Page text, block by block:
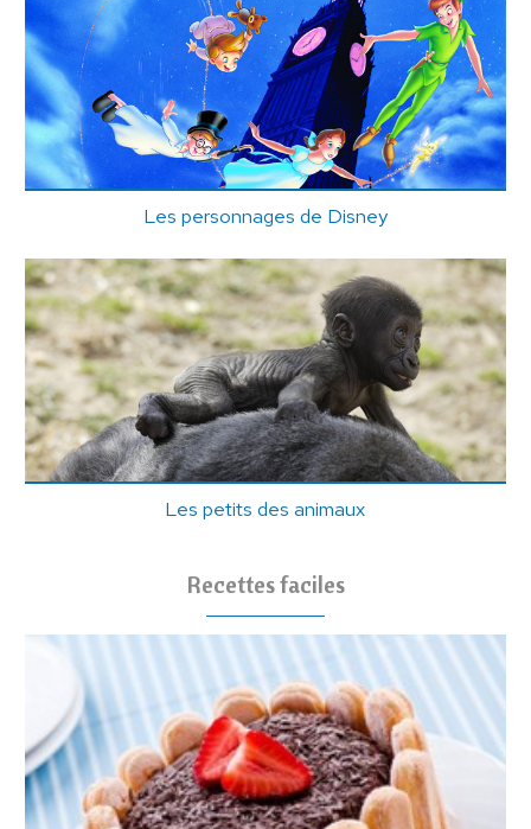
Les personnages de Disney
Les petits des animaux
Recettes faciles